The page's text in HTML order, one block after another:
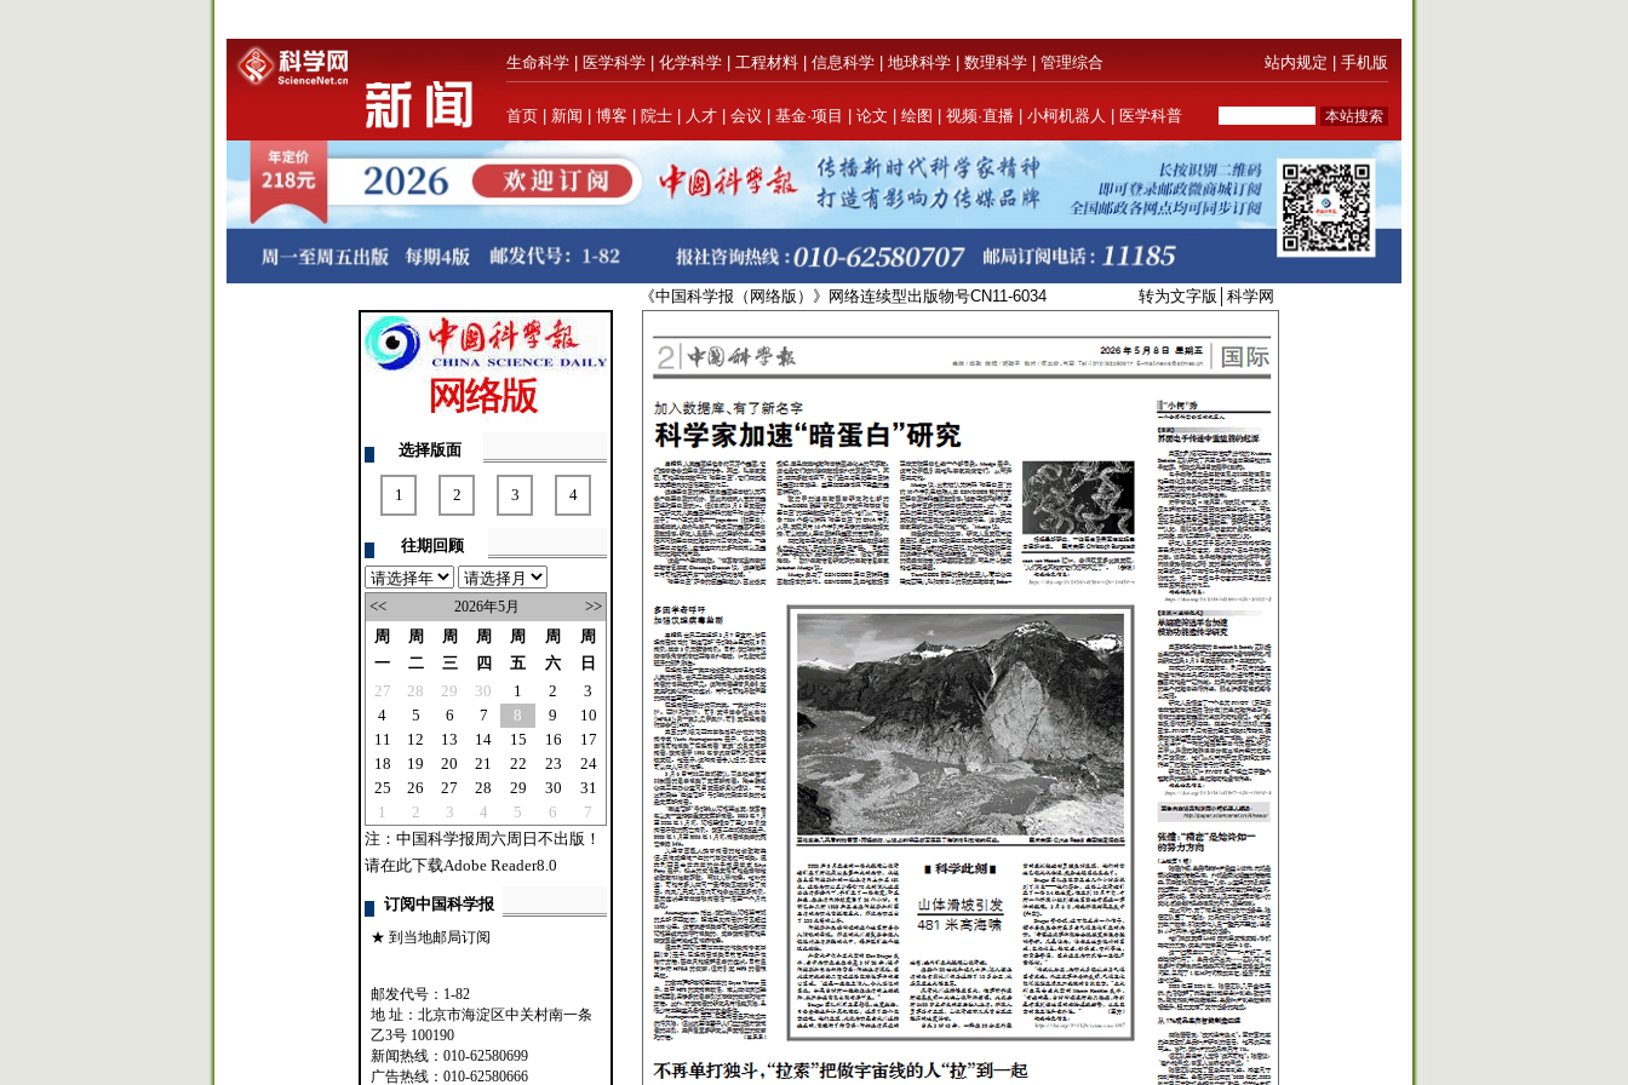
生命科学 医学科学 化学科学 工程材料 信息科学 地球科学 数理科学 管理综合 站内规定 手机版
首页 新闻 博客 院士 人才 会议 基金·项目 论文 绘图 视频·直播 小柯机器人 医学科普
《中国科学报（网络版）》网络连续型出版物号CN11-6034 转为文字版 科学网
选择版面
1 2 3 4
往期回顾
<< 2026年5月
>>
周
一
周
二
周
三
周
四
周
五
周
六
周
日
27
28 29 30 1 2
3
4
5 6 7 8 9
10
11
12 13 14 15 16
17
18
19 20 21 22 23
24
25
26 27 28 29 30
31
1
2 3 4 5 6
7
注：中国科学报周六周日不出版！
请在此下载Adobe Reader8.0
订阅中国科学报
★ 到当地邮局订阅
邮发代号：1-82
地 址：北京市海淀区中关村南一条
乙3号 100190
新闻热线：010-62580699
广告热线：010-62580666